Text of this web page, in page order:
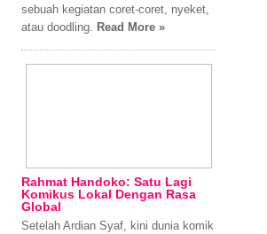
sebuah kegiatan coret-coret, nyeket,
atau doodling. Read More »
Rahmat Handoko: Satu Lagi
Komikus Lokal Dengan Rasa
Global
Setelah Ardian Syaf, kini dunia komik